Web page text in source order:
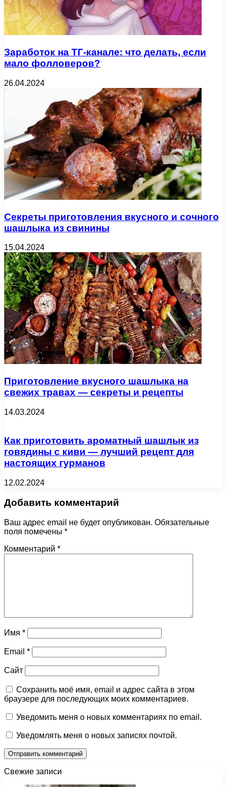
Заработок на ТГ-канале: что делать, если
мало фолловеров?
26.04.2024
Секреты приготовления вкусного и сочного
шашлыка из свинины
15.04.2024
Приготовление вкусного шашлыка на
свежих травах — секреты и рецепты
14.03.2024
Как приготовить ароматный шашлык из
говядины с киви — лучший рецепт для
настоящих гурманов
12.02.2024
Добавить комментарий
Ваш адрес email не будет опубликован. Обязательные
поля помечены *
Комментарий *
Имя *
Email *
Сайт
Сохранить моё имя, email и адрес сайта в этом
браузере для последующих моих комментариев.
Уведомить меня о новых комментариях по email.
Уведомлять меня о новых записях почтой.
Свежие записи